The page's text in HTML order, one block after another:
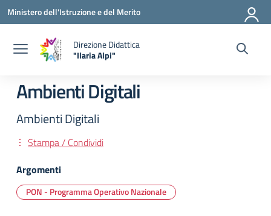
Vai ai contenuti
Vai al menu di navigazione
Vai al footer
Ministero dell'Istruzione e del Merito
Direzione Didattica
"Ilaria Alpi"
Ambienti Digitali
Ambienti Digitali
Stampa / Condividi
Argomenti
PON - Programma Operativo Nazionale